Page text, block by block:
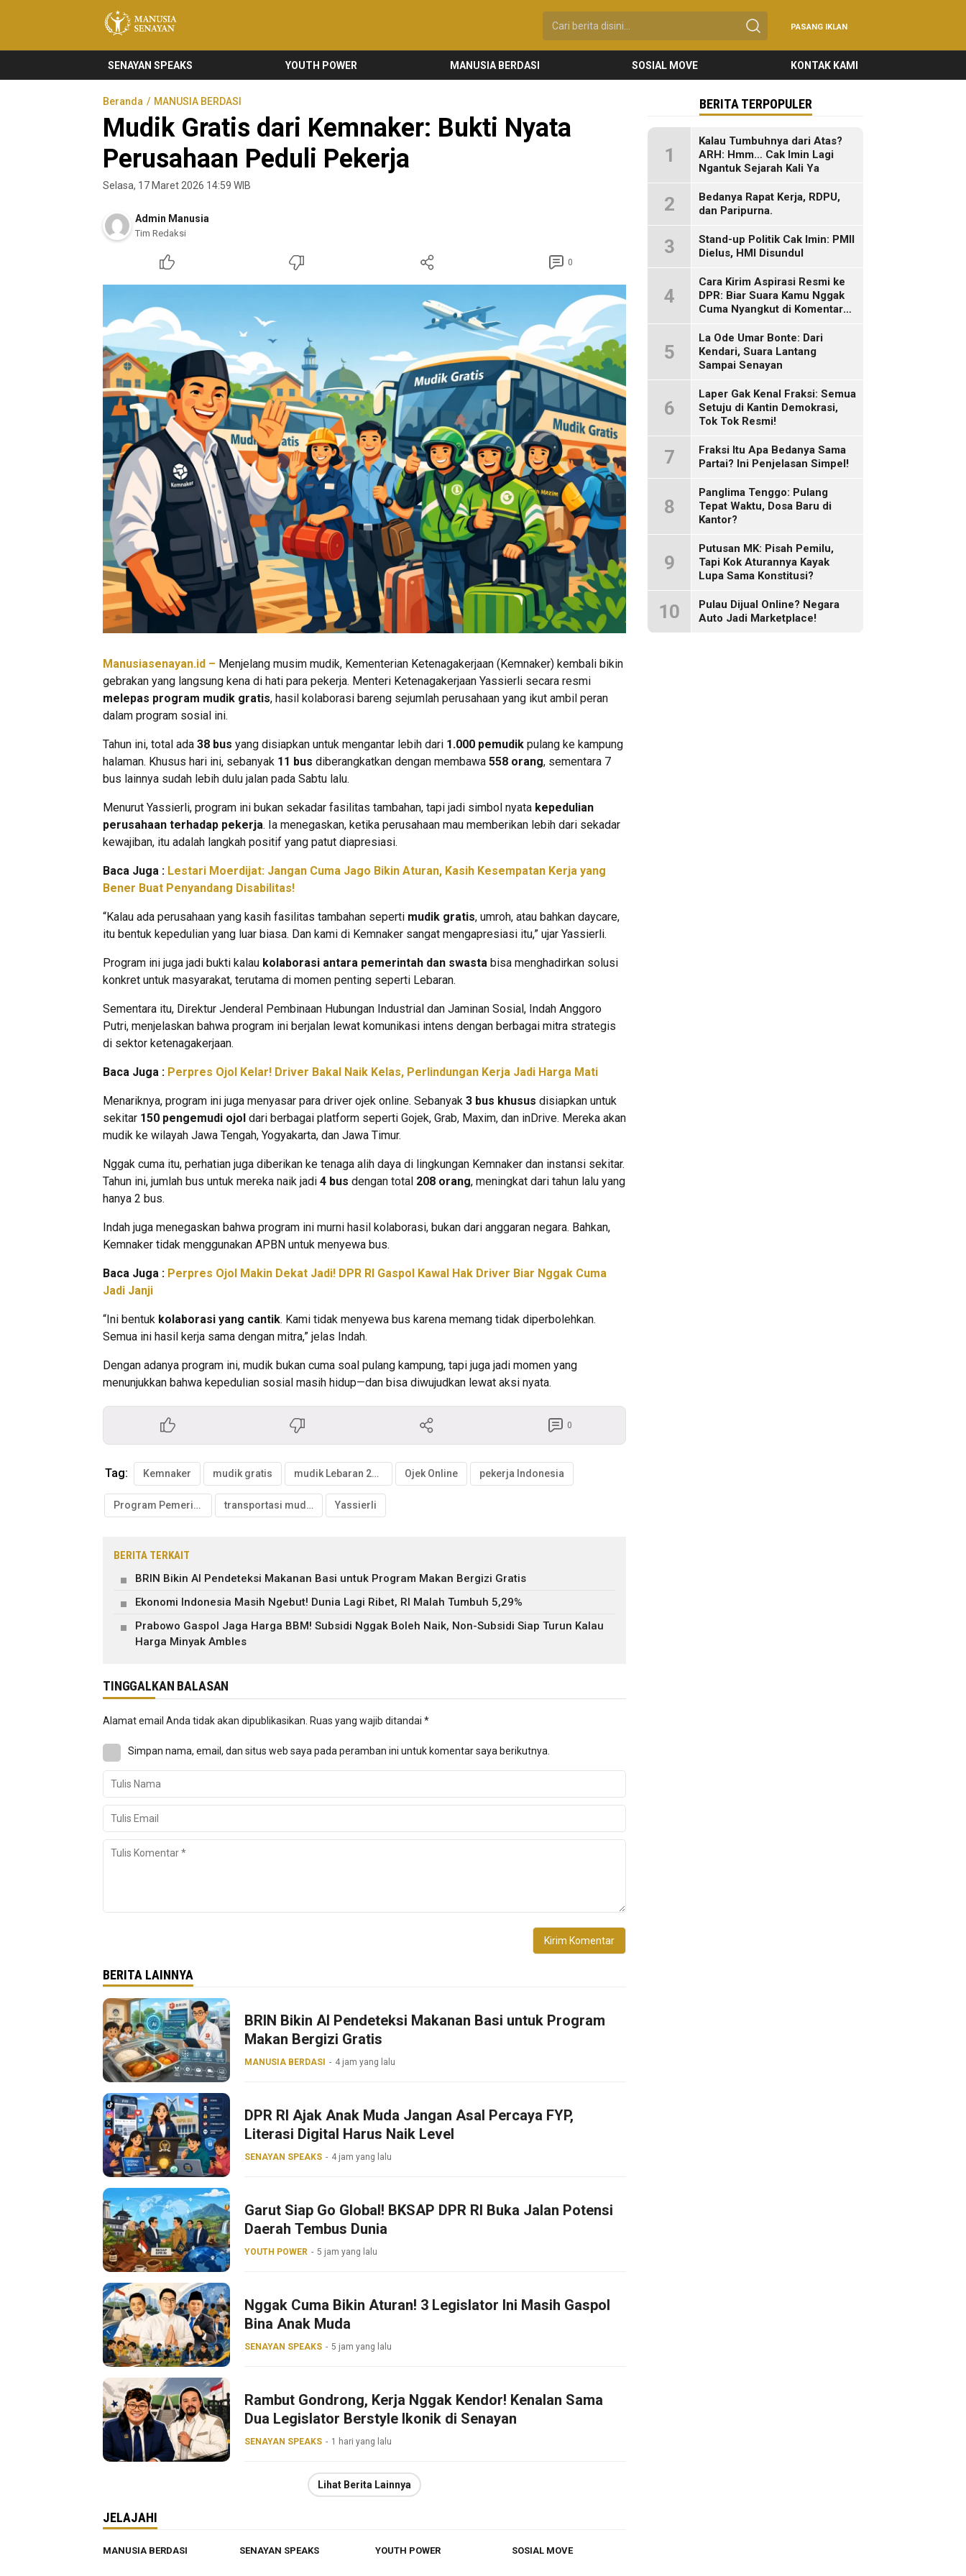
Manusia Senayan
Manusia Bicara, Senayan Bersuara
PASANG IKLAN
SENAYAN SPEAKS YOUTH POWER MANUSIA BERDASI SOSIAL MOVE KONTAK KAMI
Beranda MANUSIA BERDASI
Mudik Gratis dari Kemnaker: Bukti Nyata
Perusahaan Peduli Pekerja
Selasa, 17 Maret 2026 14:59 WIB
Admin Manusia
Tim Redaksi
0
Manusiasenayan.id – Menjelang musim mudik, Kementerian Ketenagakerjaan (Kemnaker) kembali bikin
gebrakan yang langsung kena di hati para pekerja. Menteri Ketenagakerjaan Yassierli secara resmi
melepas program mudik gratis, hasil kolaborasi bareng sejumlah perusahaan yang ikut ambil peran
dalam program sosial ini.
Tahun ini, total ada 38 bus yang disiapkan untuk mengantar lebih dari 1.000 pemudik pulang ke kampung
halaman. Khusus hari ini, sebanyak 11 bus diberangkatkan dengan membawa 558 orang, sementara 7
bus lainnya sudah lebih dulu jalan pada Sabtu lalu.
Menurut Yassierli, program ini bukan sekadar fasilitas tambahan, tapi jadi simbol nyata kepedulian
perusahaan terhadap pekerja. Ia menegaskan, ketika perusahaan mau memberikan lebih dari sekadar
kewajiban, itu adalah langkah positif yang patut diapresiasi.
Baca Juga : Lestari Moerdijat: Jangan Cuma Jago Bikin Aturan, Kasih Kesempatan Kerja yang
Bener Buat Penyandang Disabilitas!
“Kalau ada perusahaan yang kasih fasilitas tambahan seperti mudik gratis, umroh, atau bahkan daycare,
itu bentuk kepedulian yang luar biasa. Dan kami di Kemnaker sangat mengapresiasi itu,” ujar Yassierli.
Program ini juga jadi bukti kalau kolaborasi antara pemerintah dan swasta bisa menghadirkan solusi
konkret untuk masyarakat, terutama di momen penting seperti Lebaran.
Sementara itu, Direktur Jenderal Pembinaan Hubungan Industrial dan Jaminan Sosial, Indah Anggoro
Putri, menjelaskan bahwa program ini berjalan lewat komunikasi intens dengan berbagai mitra strategis
di sektor ketenagakerjaan.
Baca Juga : Perpres Ojol Kelar! Driver Bakal Naik Kelas, Perlindungan Kerja Jadi Harga Mati
Menariknya, program ini juga menyasar para driver ojek online. Sebanyak 3 bus khusus disiapkan untuk
sekitar 150 pengemudi ojol dari berbagai platform seperti Gojek, Grab, Maxim, dan inDrive. Mereka akan
mudik ke wilayah Jawa Tengah, Yogyakarta, dan Jawa Timur.
Nggak cuma itu, perhatian juga diberikan ke tenaga alih daya di lingkungan Kemnaker dan instansi sekitar.
Tahun ini, jumlah bus untuk mereka naik jadi 4 bus dengan total 208 orang, meningkat dari tahun lalu yang
hanya 2 bus.
Indah juga menegaskan bahwa program ini murni hasil kolaborasi, bukan dari anggaran negara. Bahkan,
Kemnaker tidak menggunakan APBN untuk menyewa bus.
Baca Juga : Perpres Ojol Makin Dekat Jadi! DPR RI Gaspol Kawal Hak Driver Biar Nggak Cuma
Jadi Janji
“Ini bentuk kolaborasi yang cantik. Kami tidak menyewa bus karena memang tidak diperbolehkan.
Semua ini hasil kerja sama dengan mitra,” jelas Indah.
Dengan adanya program ini, mudik bukan cuma soal pulang kampung, tapi juga jadi momen yang
menunjukkan bahwa kepedulian sosial masih hidup—dan bisa diwujudkan lewat aksi nyata.
0
Tag: Kemnaker mudik gratis mudik Lebaran 2026 Ojek Online pekerja Indonesia
Program Pemerintah transportasi mudik Yassierli
BERITA TERKAIT
BRIN Bikin AI Pendeteksi Makanan Basi untuk Program Makan Bergizi Gratis
Ekonomi Indonesia Masih Ngebut! Dunia Lagi Ribet, RI Malah Tumbuh 5,29%
Prabowo Gaspol Jaga Harga BBM! Subsidi Nggak Boleh Naik, Non-Subsidi Siap Turun Kalau
Harga Minyak Ambles
TINGGALKAN BALASAN
Alamat email Anda tidak akan dipublikasikan. Ruas yang wajib ditandai *
Simpan nama, email, dan situs web saya pada peramban ini untuk komentar saya berikutnya.
BERITA LAINNYA
BRIN Bikin AI Pendeteksi Makanan Basi untuk Program
Makan Bergizi Gratis
MANUSIA BERDASI 4 jam yang lalu
DPR RI Ajak Anak Muda Jangan Asal Percaya FYP,
Literasi Digital Harus Naik Level
SENAYAN SPEAKS 4 jam yang lalu
Garut Siap Go Global! BKSAP DPR RI Buka Jalan Potensi
Daerah Tembus Dunia
YOUTH POWER 5 jam yang lalu
Nggak Cuma Bikin Aturan! 3 Legislator Ini Masih Gaspol
Bina Anak Muda
SENAYAN SPEAKS 5 jam yang lalu
Rambut Gondrong, Kerja Nggak Kendor! Kenalan Sama
Dua Legislator Berstyle Ikonik di Senayan
SENAYAN SPEAKS 1 hari yang lalu
Lihat Berita Lainnya
JELAJAHI
MANUSIA BERDASI SENAYAN SPEAKS YOUTH POWER SOSIAL MOVE
BERITA TERPOPULER
1
Kalau Tumbuhnya dari Atas?
ARH: Hmm… Cak Imin Lagi
Ngantuk Sejarah Kali Ya
2
Bedanya Rapat Kerja, RDPU,
dan Paripurna.
3
Stand-up Politik Cak Imin: PMII
Dielus, HMI Disundul
4
Cara Kirim Aspirasi Resmi ke
DPR: Biar Suara Kamu Nggak
Cuma Nyangkut di Komentar
5
La Ode Umar Bonte: Dari
Kendari, Suara Lantang
Sampai Senayan
6
Laper Gak Kenal Fraksi: Semua
Setuju di Kantin Demokrasi,
Tok Tok Resmi!
7
Fraksi Itu Apa Bedanya Sama
Partai? Ini Penjelasan Simpel!
8
Panglima Tenggo: Pulang
Tepat Waktu, Dosa Baru di
Kantor?
9
Putusan MK: Pisah Pemilu,
Tapi Kok Aturannya Kayak
Lupa Sama Konstitusi?
10
Pulau Dijual Online? Negara
Auto Jadi Marketplace!